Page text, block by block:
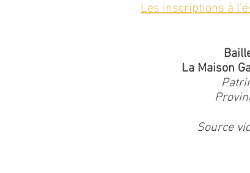
Les inscriptions à
La Maison
Source